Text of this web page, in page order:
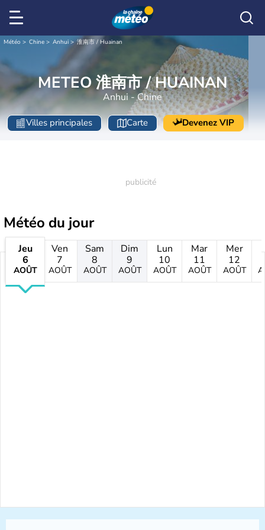
Météo Chine Anhui 淮南市 / Huainan
METEO 淮南市 / HUAINAN
Anhui - Chine
Villes principales Carte Devenez VIP
Météo du jour
Jeu
6
AOÛT
Ven
7
AOÛT
Sam
8
AOÛT
Dim
9
AOÛT
Lun
10
AOÛT
Mar
11
AOÛT
Mer
12
AOÛT